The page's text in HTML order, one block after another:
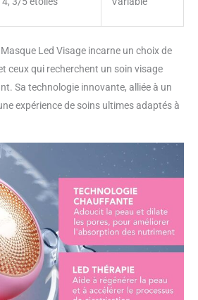
Led Visage incarne un choix de
ceux qui recherchent un soin visage
Sa technologie innovante, alliée à un
expérience de soins ultimes adaptés à